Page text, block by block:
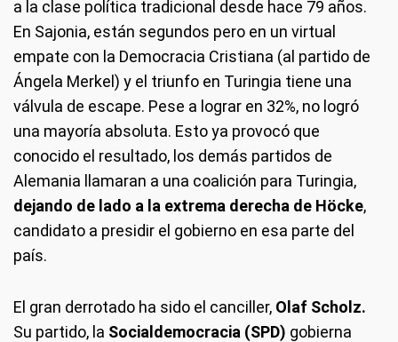
a la clase política tradicional desde hace 79 años.
En Sajonia, están segundos pero en un virtual
empate con la Democracia Cristiana (al partido de
Ángela Merkel) y el triunfo en Turingia tiene una
válvula de escape. Pese a lograr en 32%, no logró
una mayoría absoluta. Esto ya provocó que
conocido el resultado, los demás partidos de
Alemania llamaran a una coalición para Turingia,
dejando de lado a la extrema derecha de Höcke,
candidato a presidir el gobierno en esa parte del
país.
El gran derrotado ha sido el canciller, Olaf Scholz.
Su partido, la Socialdemocracia (SPD) gobierna